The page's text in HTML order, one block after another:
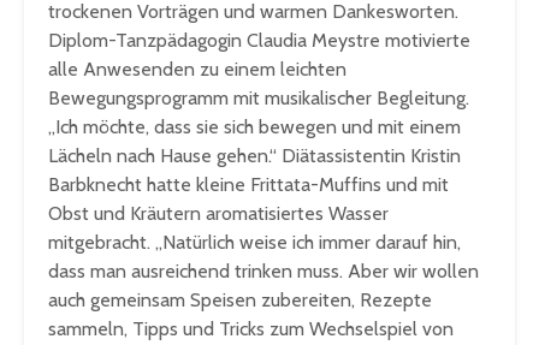
trockenen Vorträgen und warmen Dankesworten.
Diplom-Tanzpädagogin Claudia Meystre motivierte
alle Anwesenden zu einem leichten
Bewegungsprogramm mit musikalischer Begleitung.
„Ich möchte, dass sie sich bewegen und mit einem
Lächeln nach Hause gehen.“ Diätassistentin Kristin
Barbknecht hatte kleine Frittata-Muffins und mit
Obst und Kräutern aromatisiertes Wasser
mitgebracht. „Natürlich weise ich immer darauf hin,
dass man ausreichend trinken muss. Aber wir wollen
auch gemeinsam Speisen zubereiten, Rezepte
sammeln, Tipps und Tricks zum Wechselspiel von